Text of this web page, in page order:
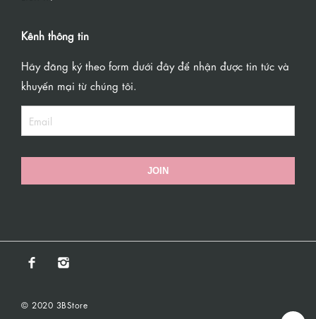
Kênh thông tin
Hãy đăng ký theo form dưới đây để nhận được tin tức và
khuyến mại từ chúng tôi.
JOIN
© 2020 3BStore